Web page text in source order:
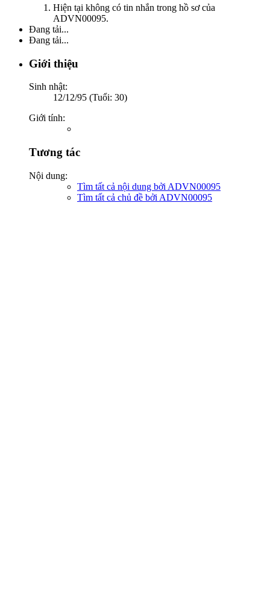
Hiện tại không có tin nhắn trong hồ sơ của
ADVN00095.
Đang tải...
Đang tải...
Giới thiệu
Sinh nhật:
12/12/95 (Tuổi: 30)
Giới tính:
Tương tác
Nội dung:
Tìm tất cả nội dung bởi ADVN00095
Tìm tất cả chủ đề bởi ADVN00095